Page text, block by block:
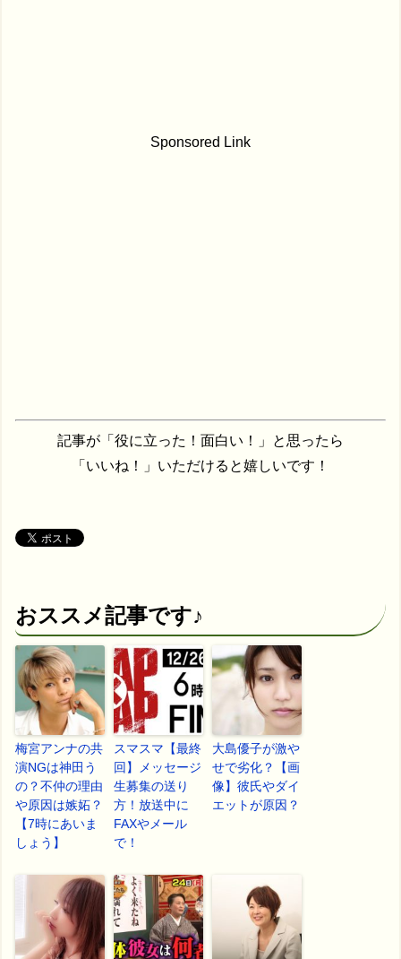
Sponsored Link
記事が「役に立った！面白い！」と思ったら
「いいね！」いただけると嬉しいです！
おススメ記事です♪
梅宮アンナの共
演NGは神田う
の？不仲の理由
や原因は嫉妬？
【7時にあいま
しょう】
スマスマ【最終
回】メッセージ
生募集の送り
方！放送中に
FAXやメール
で！
大島優子が激や
せで劣化？【画
像】彼氏やダイ
エットが原因？